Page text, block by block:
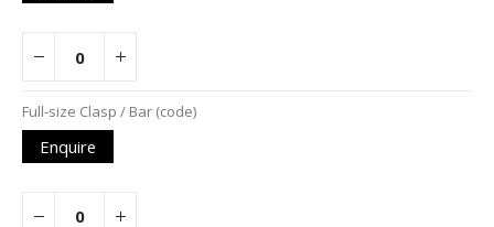
Full-size Clasp / Bar (code)
Enquire